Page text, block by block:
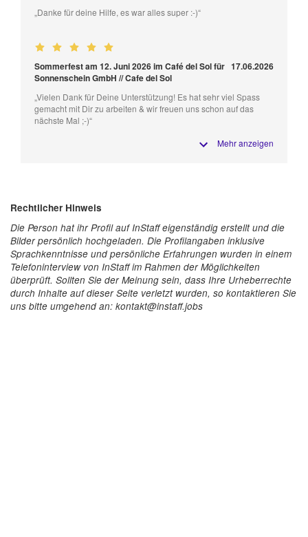
„Danke für deine Hilfe, es war alles super :-)“
Sommerfest am 12. Juni 2026 im Café del Sol für
Sonnenschein GmbH // Cafe del Sol
17.06.2026
„Vielen Dank für Deine Unterstützung! Es hat sehr viel Spass
gemacht mit Dir zu arbeiten & wir freuen uns schon auf das
nächste Mal ;-)“
Mehr anzeigen
Rechtlicher Hinweis
Die Person hat ihr Profil auf InStaff eigenständig erstellt und die
Bilder persönlich hochgeladen. Die Profilangaben inklusive
Sprachkenntnisse und persönliche Erfahrungen wurden in einem
Telefoninterview von InStaff im Rahmen der Möglichkeiten
überprüft. Sollten Sie der Meinung sein, dass Ihre Urheberrechte
durch Inhalte auf dieser Seite verletzt wurden, so kontaktieren Sie
uns bitte umgehend an: kontakt@instaff.jobs